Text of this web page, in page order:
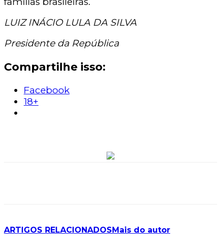
LUIZ INÁCIO LULA DA SILVA
Presidente da República
Compartilhe isso:
Facebook
18+
ARTIGOS RELACIONADOS Mais do autor